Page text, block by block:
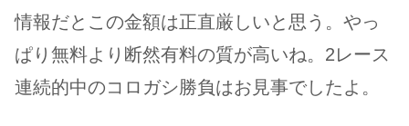
情報だとこの金額は正直厳しいと思う。やっ
ぱり無料より断然有料の質が高いね。2レース
連続的中のコロガシ勝負はお見事でしたよ。